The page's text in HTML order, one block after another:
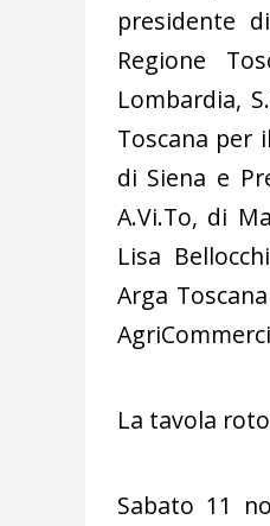
presidente
Regione
Lombardia,
Toscana per
di Siena e
A.Vi.To, di
Lisa
Arga
La tavola
Sabato 11